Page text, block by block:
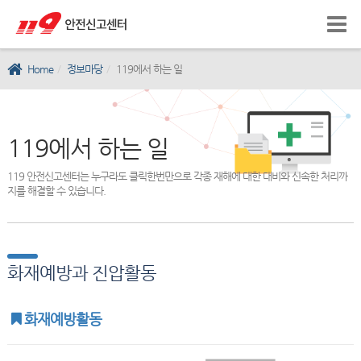
Home 정보마당 119에서 하는 일
119에서 하는 일
119 안전신고센터는 누구라도 클릭한번만으로 각종 재해에 대한 대비와 신속한 처리까
지를 해결할 수 있습니다.
화재예방과 진압활동
화재예방활동